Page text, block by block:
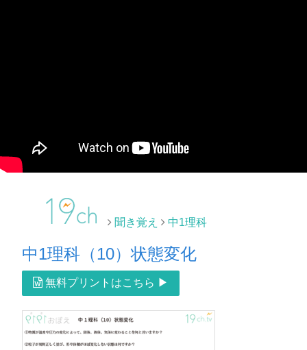
聞き覚え 中1理科
中1理科（10）状態変化
無料プリントはこちら ▶